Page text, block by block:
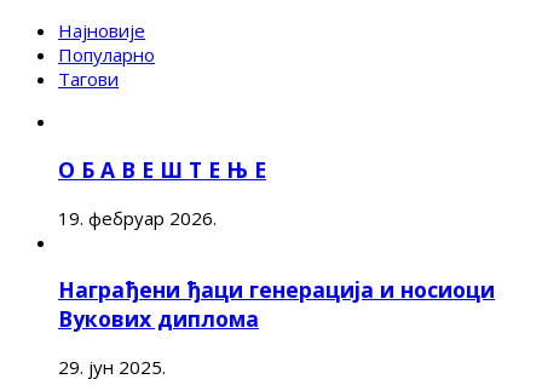
Најновије
Популарно
Тагови
О Б А В Е Ш Т Е Њ Е
19. фебруар 2026.
Награђени ђаци генерација и носиоци
Вукових диплома
29. јун 2025.